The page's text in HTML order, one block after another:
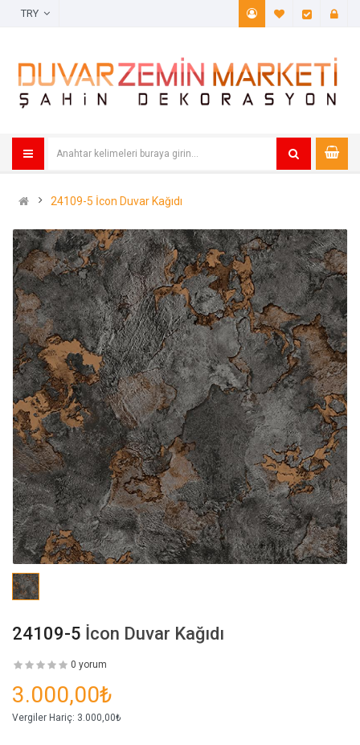
A. Listem
24109-5 İcon Duvar Kağıdı
24109-5 İcon Duvar Kağıdı
0 yorum
3.000,00₺
Vergiler Hariç: 3.000,00₺